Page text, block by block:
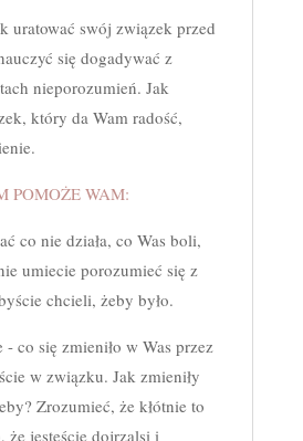
uratować swój związek przed
się dogadywać z
nieporozumień. Jak
który da Wam radość,
POMOŻE WAM:
co nie działa, co Was boli,
umiecie porozumieć się z
chcieli, żeby było.
- co się zmieniło w Was przez
w związku. Jak zmieniły
Zrozumieć, że kłótnie to
że jesteście dojrzalsi i